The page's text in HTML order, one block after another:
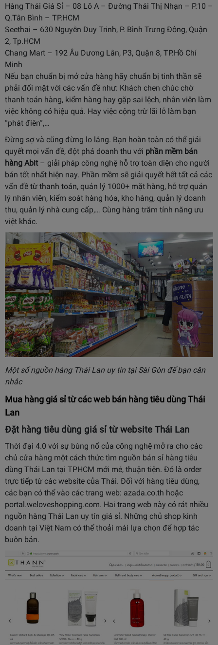
Hàng Thái Giá Sỉ – 08 Lô A – Đường Thái Thị Nhạn – P.10 –
Q.Tân Bình – TP.HCM
Seethai – 630 Nguyễn Duy Trinh, P. Bình Trưng Đông, Quận
2, Tp.HCM
Chang Mart – 192 Âu Dương Lân, P3, Quận 8, TP.Hồ Chí
Minh
Nếu bạn chuẩn bị mở cửa hàng hãy chuẩn bị tinh thần sẽ
phải đối mặt với các vấn đề như: Khách chen chúc chờ
thanh toán hàng, kiểm hàng hay gặp sai lệch, nhân viên làm
việc không có hiệu quả. Hay việc cộng trừ lãi lỗ làm bạn
“phát điên”,…
Đừng sợ và cũng đừng lo lắng. Bạn hoàn toàn có thể giải
quyết mọi vấn đề, đột phá doanh thu với phần mềm bán
hàng Abit– giải pháp công nghệ hỗ trợ toàn diện cho người
bán tốt nhất hiện nay. Phần mềm sẽ giải quyết hết tất cả các
vấn đề từ thanh toán, quản lý 1000+ mặt hàng, hỗ trợ quản
lý nhân viên, kiểm soát hàng hóa, kho hàng, quản lý doanh
thu, quản lý nhà cung cấp,… Cùng hàng trăm tính năng ưu
việt khác.
Một số nguồn hàng Thái Lan uy tín tại Sài Gòn để bạn cân
nhắc
Mua hàng giá sỉ từ các web bán hàng tiêu dùng Thái
Lan
Đặt hàng tiêu dùng giá sỉ từ website Thái Lan
Thời đại 4.0 với sự bùng nổ của công nghệ mở ra cho các
chủ cửa hàng một cách thức tìm nguồn bán sỉ hàng tiêu
dùng Thái Lan tại TPHCM mới mẻ, thuận tiện. Đó là order
trực tiếp từ các website của Thái. Đối với hàng tiêu dùng,
các bạn có thể vào các trang web: azada.co.th hoặc
portal.weloveshopping.com. Hai trang web này có rát nhiều
nguồn hàng Thái Lan uy tín giá sỉ. Những chủ shop kinh
doanh tại Việt Nam có thể thoải mái lựa chọn để hợp tác
buôn bán.